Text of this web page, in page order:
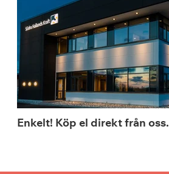
Enkelt! Köp el direkt från oss.